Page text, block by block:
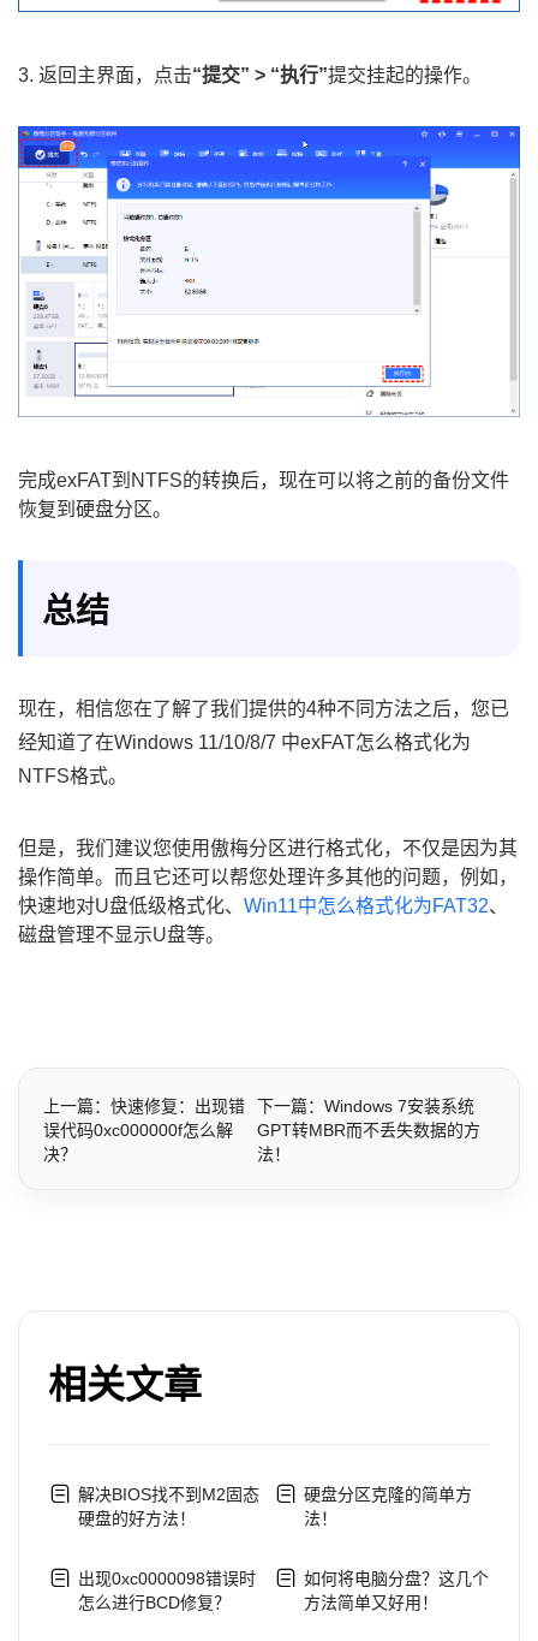
3. 返回主界面，点击“提交” > “执行”提交挂起的操作。
完成exFAT到NTFS的转换后，现在可以将之前的备份文件
恢复到硬盘分区。
总结
现在，相信您在了解了我们提供的4种不同方法之后，您已
经知道了在Windows 11/10/8/7 中exFAT怎么格式化为
NTFS格式。
但是，我们建议您使用傲梅分区进行格式化，不仅是因为其
操作简单。而且它还可以帮您处理许多其他的问题，例如，
快速地对U盘低级格式化、 Win11中怎么格式化为FAT32、
磁盘管理不显示U盘等。
上一篇：快速修复：出现错
误代码0xc000000f怎么解
决？
下一篇：Windows 7安装系统
GPT转MBR而不丢失数据的方
法！
相关文章
解决BIOS找不到M2固态
硬盘的好方法！
出现0xc0000098错误时
怎么进行BCD修复？
硬盘分区克隆的简单方
法！
如何将电脑分盘？这几个
方法简单又好用！